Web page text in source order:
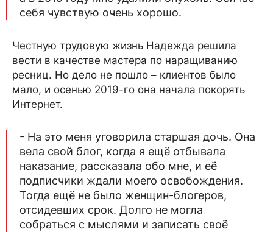
себя чувствую очень хорошо.
Честную трудовую жизнь Надежда решила
вести в качестве мастера по наращиванию
ресниц. Но дело не пошло – клиентов было
мало, и осенью 2019-го она начала покорять
Интернет.
- На это меня уговорила старшая дочь. Она
вела свой блог, когда я ещё отбывала
наказание, рассказала обо мне, и её
подписчики ждали моего освобождения.
Тогда ещё не было женщин-блогеров,
отсидевших срок. Долго не могла
собраться с мыслями и записать своё